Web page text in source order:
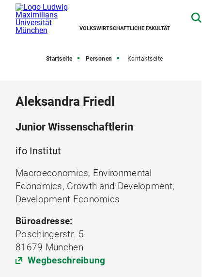
VOLKSWIRTSCHAFTLICHE FAKULTÄT
Startseite Personen Kontaktseite
Aleksandra Friedl
Junior Wissenschaftlerin
ifo Institut
Macroeconomics, Environmental
Economics, Growth and Development,
Development Economics
Büroadresse:
Poschingerstr. 5
81679 München
Wegbeschreibung